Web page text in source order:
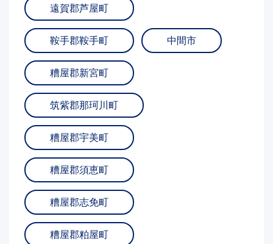
遠賀郡芦屋町
鞍手郡鞍手町 中間市
糟屋郡新宮町
筑紫郡那珂川町
糟屋郡宇美町
糟屋郡須恵町
糟屋郡志免町
糟屋郡粕屋町